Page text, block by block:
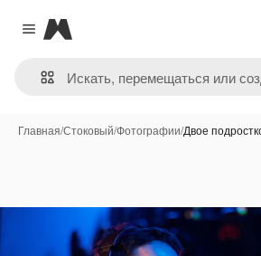
Close menu
Magnific
Главная/Стоковый/Фотографии/Двое